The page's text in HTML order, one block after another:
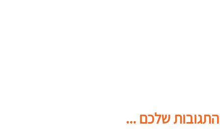
התגובות שלכם ...